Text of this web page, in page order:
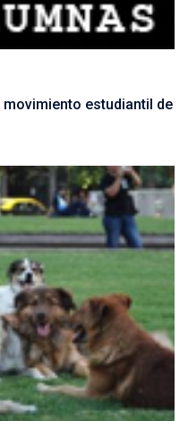
estudiantil de